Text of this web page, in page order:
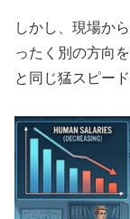
しかし、現場か
ったく別の方向
と同じ猛スピー